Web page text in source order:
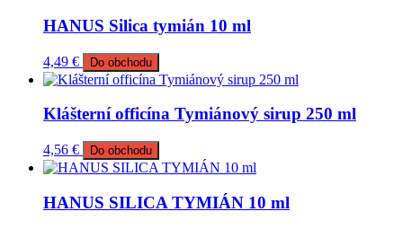
HANUS Silica tymián 10 ml
4,49 € Do obchodu
Klášterní officína Tymiánový sirup 250 ml
4,56 € Do obchodu
HANUS SILICA TYMIÁN 10 ml